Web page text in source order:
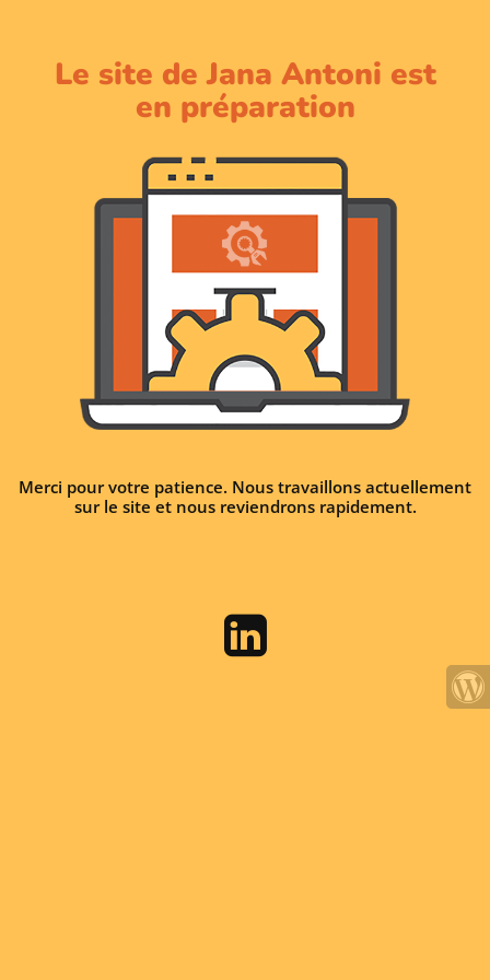
Le site de Jana Antoni est
en préparation
Merci pour votre patience. Nous travaillons actuellement
sur le site et nous reviendrons rapidement.